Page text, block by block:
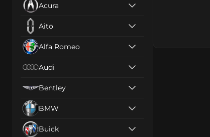
Acura
Aito
Alfa Romeo
Audi
Bentley
BMW
Buick